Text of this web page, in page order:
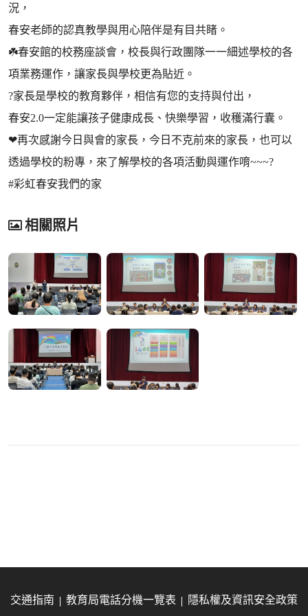
況，
春安老師的認真教學與用心陪伴是有目共睹。
☘️春安館的校務座談會，校長與行政團隊一一細述學校的各
項業務運作，讓家長與學校更為貼近。
?家長是學校的教育夥伴，相信有您的支持與付出，
春安2.0一定能讓孩子健康成長、快樂學習，收穫滿行囊。
❤再次感謝今日與會的家長，今日不克前來的家長，也可以
透過學校的粉專，來了解學校的各項活動與運作唷~~~?
#彩虹春安我們的家
相關照片
交通指南 教育局電話分機一覽表 隱私權及資訊安全政策